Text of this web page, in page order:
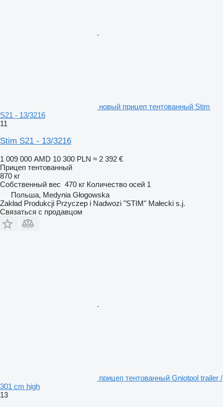
новый прицеп тентованный Stim
S21 - 13/3216
11
Stim S21 - 13/3216
1 009 000 AMD 10 300 PLN ≈ 2 392 €
Прицеп тентованный
870 кг
Собственный вес 470 кг Количество осей 1
Польша, Medynia Głogowska
Zakład Produkcji Przyczep i Nadwozi "STIM" Małecki s.j.
Связаться с продавцом
прицеп тентованный Gniotpol trailer /
301 cm high
13